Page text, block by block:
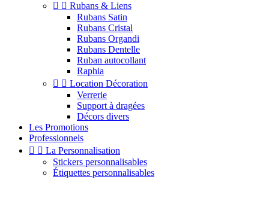
  Rubans & Liens
Rubans Satin
Rubans Cristal
Rubans Organdi
Rubans Dentelle
Ruban autocollant
Raphia
  Location Décoration
Verrerie
Support à dragées
Décors divers
Les Promotions
Professionnels
  La Personnalisation
Stickers personnalisables
Étiquettes personnalisables